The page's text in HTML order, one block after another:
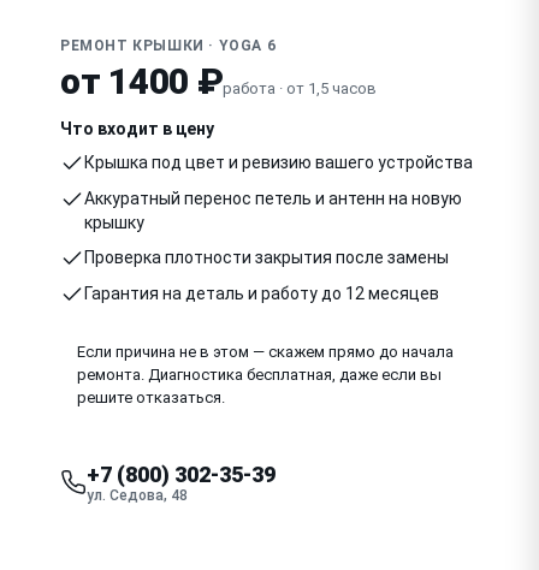
РЕМОНТ КРЫШКИ · YOGA 6
от 1400 ₽работа · от 1,5 часов
Что входит в цену
Крышка под цвет и ревизию вашего устройства
Аккуратный перенос петель и антенн на новую
крышку
Проверка плотности закрытия после замены
Гарантия на деталь и работу до 12 месяцев
Если причина не в этом — скажем прямо до начала
ремонта. Диагностика бесплатная, даже если вы
решите отказаться.
+7 (800) 302-35-39
ул. Седова, 48